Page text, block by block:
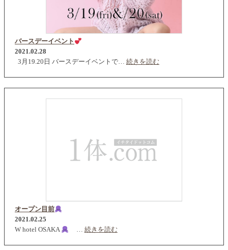
バースデーイベント
2021.02.28
3月19.20日 バースデーイベントで… 続きを読む
オープン目前
2021.02.25
W hotel OSAKA
… 続きを読む